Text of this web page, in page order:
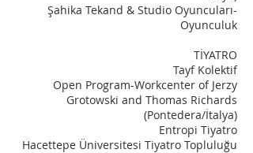
Şahika Tekand & Studio Oyuncuları-
Oyunculuk
TİYATRO
Tayf Kolektif
Open Program-Workcenter of Jerzy
Grotowski and Thomas Richards
(Pontedera/İtalya)
Entropi Tiyatro
Hacettepe Üniversitesi Tiyatro Topluluğu